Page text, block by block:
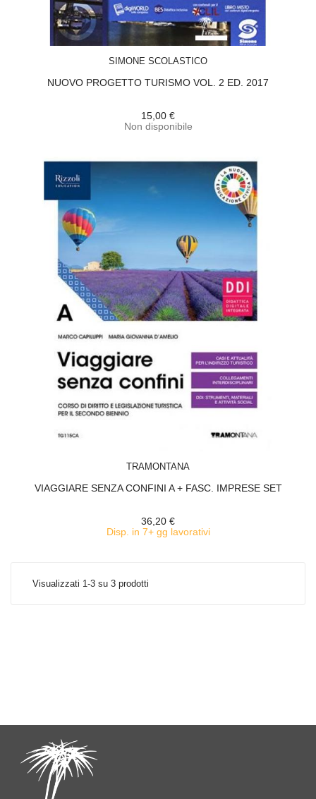
SIMONE SCOLASTICO
NUOVO PROGETTO TURISMO VOL. 2 ED. 2017
15,00 €
Non disponibile
TRAMONTANA
VIAGGIARE SENZA CONFINI A + FASC. IMPRESE SET
36,20 €
Disp. in 7+ gg lavorativi
Visualizzati 1-3 su 3 prodotti